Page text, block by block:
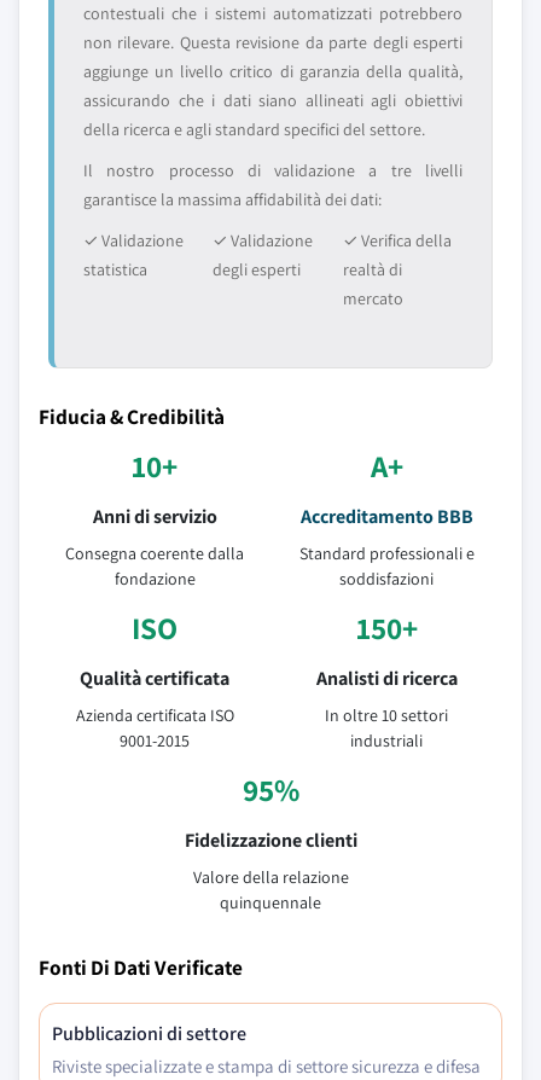
contestuali che i sistemi automatizzati potrebbero
non rilevare. Questa revisione da parte degli esperti
aggiunge un livello critico di garanzia della qualità,
assicurando che i dati siano allineati agli obiettivi
della ricerca e agli standard specifici del settore.
Il nostro processo di validazione a tre livelli
garantisce la massima affidabilità dei dati:
✓ Validazione
statistica
✓ Validazione
degli esperti
✓ Verifica della
realtà di
mercato
Fiducia & Credibilità
10+
Anni di servizio
Consegna coerente dalla
fondazione
A+
Accreditamento BBB
Standard professionali e
soddisfazioni
ISO
Qualità certificata
Azienda certificata ISO
9001-2015
150+
Analisti di ricerca
In oltre 10 settori
industriali
95%
Fidelizzazione clienti
Valore della relazione
quinquennale
Fonti Di Dati Verificate
Pubblicazioni di settore
Riviste specializzate e stampa di settore sicurezza e difesa